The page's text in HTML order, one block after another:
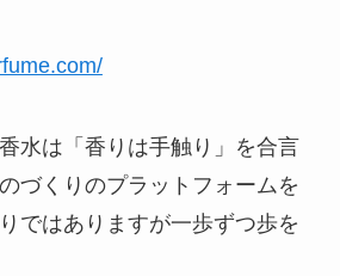
水は「香りは手触り」を合言
づくりのプラットフォームを
ではありますが一歩ずつ歩を